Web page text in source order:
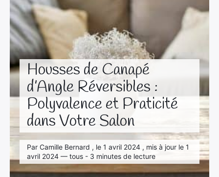
Housses de Canapé
d’Angle Réversibles :
Polyvalence et Praticité
dans Votre Salon
Par Camille Bernard , le 1 avril 2024 , mis à jour le 1
avril 2024 — tous - 3 minutes de lecture
Déco & Maison
Amour